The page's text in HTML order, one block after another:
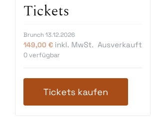
Tickets
Brunch 13.12.2026
149,00 € inkl. MwSt.
0verfügbar
Ausverkauft
Tickets kaufen